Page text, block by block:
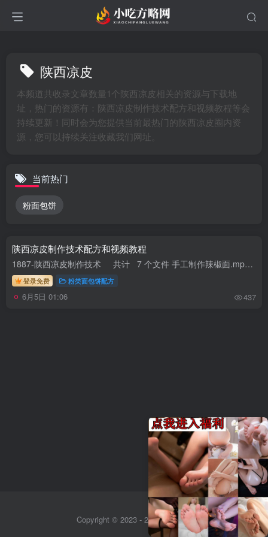
陕西凉皮
本频道共收录文章数量1个陕西凉皮相关的资源与下载地
址，热门的资源有：陕西凉皮制作技术配方和视频教程等会
持续更新！同时会为您提供当前最热门的陕西凉皮圈内资
源，您可以持续关注收藏我们网址。
当前热门
粉面包饼
陕西凉皮制作技术配方和视频教程
1887-陕西凉皮制作技术 共计 7 个文件 手工制作辣椒面.mp4 大小 359.63M 手工凉皮制作方法.mp4 大小 604.08M 秘制辣椒油.mp4 大小 86...
登录免费 粉类面包饼配方
6月5日 01:06 437
Copyright © 2023 - 2026Sitemap